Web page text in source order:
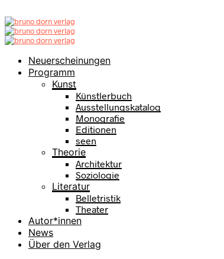
Neuerscheinungen
Programm
Kunst
Künstlerbuch
Ausstellungskatalog
Monografie
Editionen
seen
Theorie
Architektur
Soziologie
Literatur
Belletristik
Theater
Autor*innen
News
Über den Verlag